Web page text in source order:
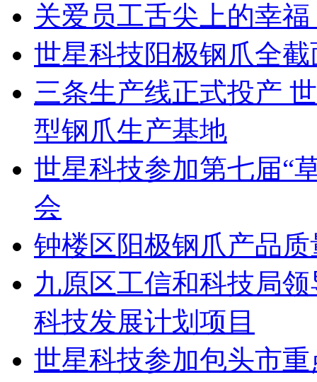
关爱员工舌尖上的幸
世星科技阳极钢爪全
三条生产线正式投产
型钢爪生产基地
世星科技参加第七届“
会
钟楼区阳极钢爪产品质
九原区工信和科技局
科技发展计划项目
世星科技参加包头市